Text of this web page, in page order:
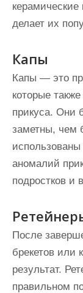
делает их
Капы
Капы — это
которые
прикуса. Они
заметны, чем
аномалий
подростков и
После
брекетов или
результат.
правильном